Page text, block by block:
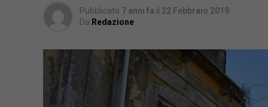
Pubblicato 7 anni fa il 22 Febbraio 2019
Da Redazione